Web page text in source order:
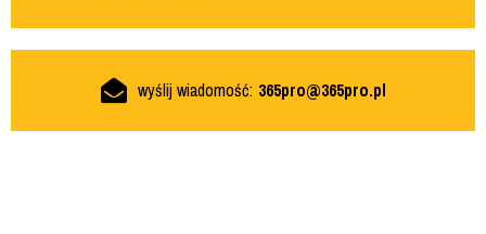
wyślij wiadomość: 365pro@365pro.pl